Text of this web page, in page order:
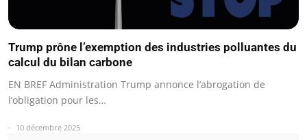
Trump prône l’exemption des industries polluantes du
calcul du bilan carbone
EN BREF Administration Trump annonce l’abrogation de
l’obligation pour les…
10 décembre 2025